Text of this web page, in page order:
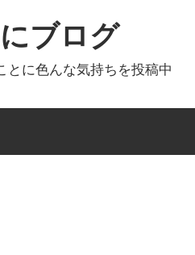
ブログ
とに色んな気持ちを投稿中